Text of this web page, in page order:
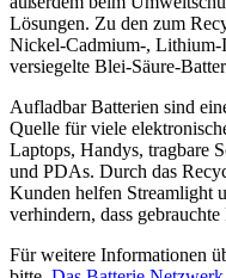
Lösungen. Zu den zum
Nickel-Cadmium-,
versiegelte Blei-Säure-
Aufladbar Batterien sind
Quelle für viele
Laptops, Handys, tragbare
und PDAs. Durch das
Kunden helfen Streamlight
verhindern, dass
Für weitere Informationen